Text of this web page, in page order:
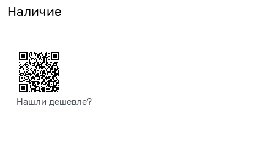
Наличие
Нашли дешевле?